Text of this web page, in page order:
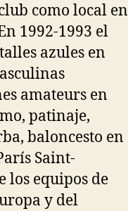
como local en
1992-1993 el
azules en
amateurs en
patinaje,
baloncesto en
Saint-
los equipos de
y del